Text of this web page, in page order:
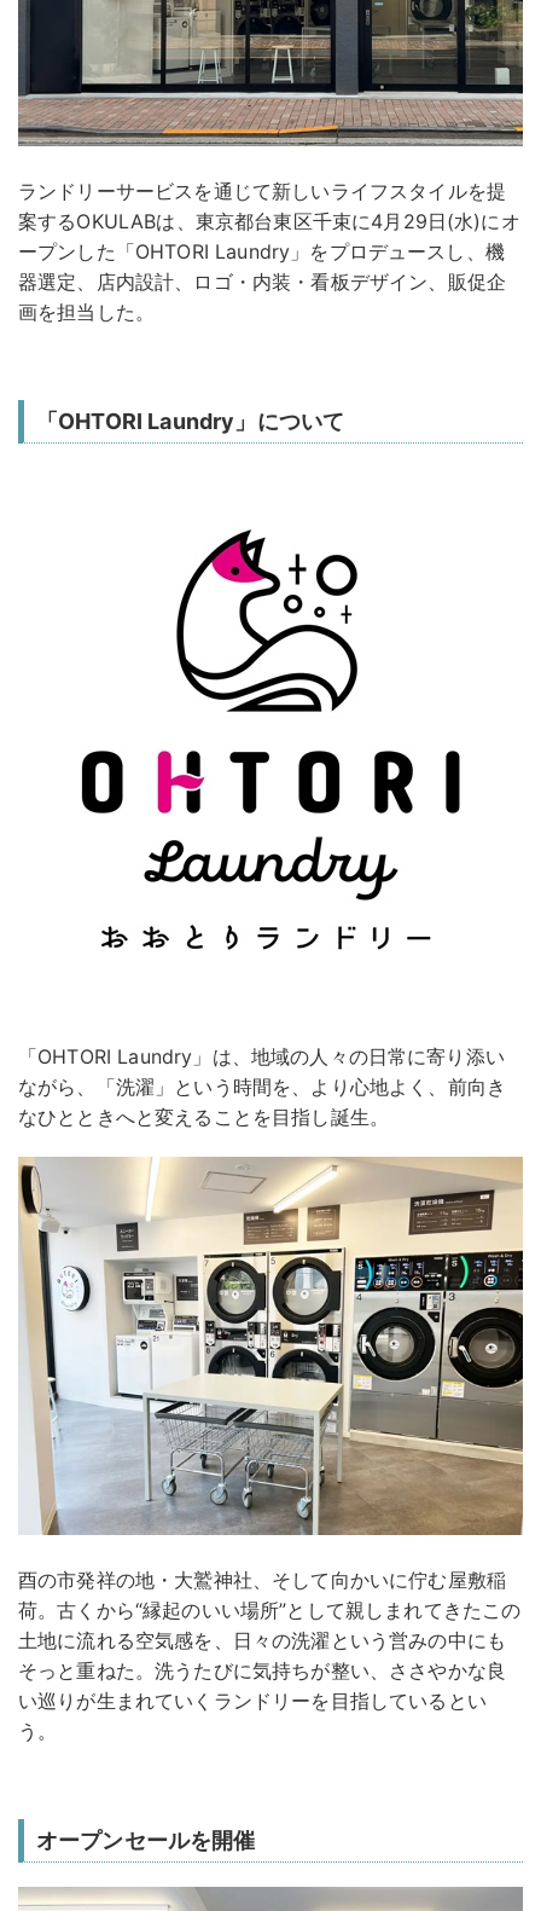
ランドリーサービスを通じて新しいライフスタイルを提
案するOKULABは、東京都台東区千束に4月29日(水)にオ
ープンした「OHTORI Laundry」をプロデュースし、機
器選定、店内設計、ロゴ・内装・看板デザイン、販促企
画を担当した。
「OHTORI Laundry」について
「OHTORI Laundry」は、地域の人々の日常に寄り添い
ながら、「洗濯」という時間を、より心地よく、前向き
なひとときへと変えることを目指し誕生。
酉の市発祥の地・大鷲神社、そして向かいに佇む屋敷稲
荷。古くから“縁起のいい場所”として親しまれてきたこの
土地に流れる空気感を、日々の洗濯という営みの中にも
そっと重ねた。洗うたびに気持ちが整い、ささやかな良
い巡りが生まれていくランドリーを目指しているとい
う。
オープンセールを開催